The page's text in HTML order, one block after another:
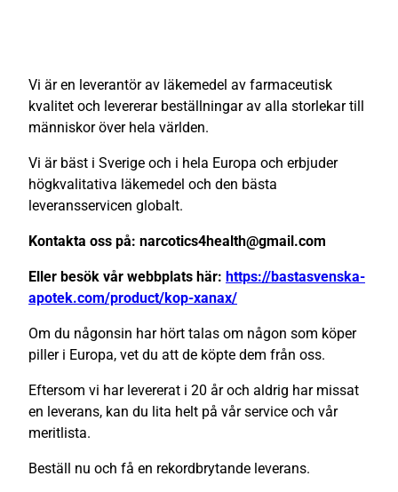
Vi är en leverantör av läkemedel av farmaceutisk
kvalitet och levererar beställningar av alla storlekar till
människor över hela världen.
Vi är bäst i Sverige och i hela Europa och erbjuder
högkvalitativa läkemedel och den bästa
leveransservicen globalt.
Kontakta oss på: narcotics4health@gmail.com
Eller besök vår webbplats här: https://bastasvenska-
apotek.com/product/kop-xanax/
Om du någonsin har hört talas om någon som köper
piller i Europa, vet du att de köpte dem från oss.
Eftersom vi har levererat i 20 år och aldrig har missat
en leverans, kan du lita helt på vår service och vår
meritlista.
Beställ nu och få en rekordbrytande leverans.